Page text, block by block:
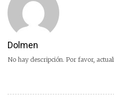
Dolmen
No hay descripción. Por favor,